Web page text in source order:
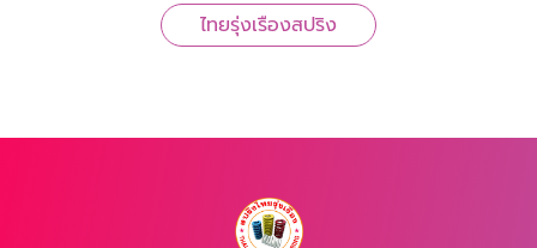
ไทยรุ่งเรืองสปริง